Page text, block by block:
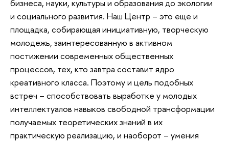
бизнеса, науки, культуры и образования до экологии
и социального развития. Наш Центр – это еще и
площадка, собирающая инициативную, творческую
молодежь, заинтересованную в активном
постижении современных общественных
процессов, тех, кто завтра составит ядро
креативного класса. Поэтому и цель подобных
встреч – способствовать выработке у молодых
интеллектуалов навыков свободной трансформации
получаемых теоретических знаний в их
практическую реализацию, и наоборот – умения